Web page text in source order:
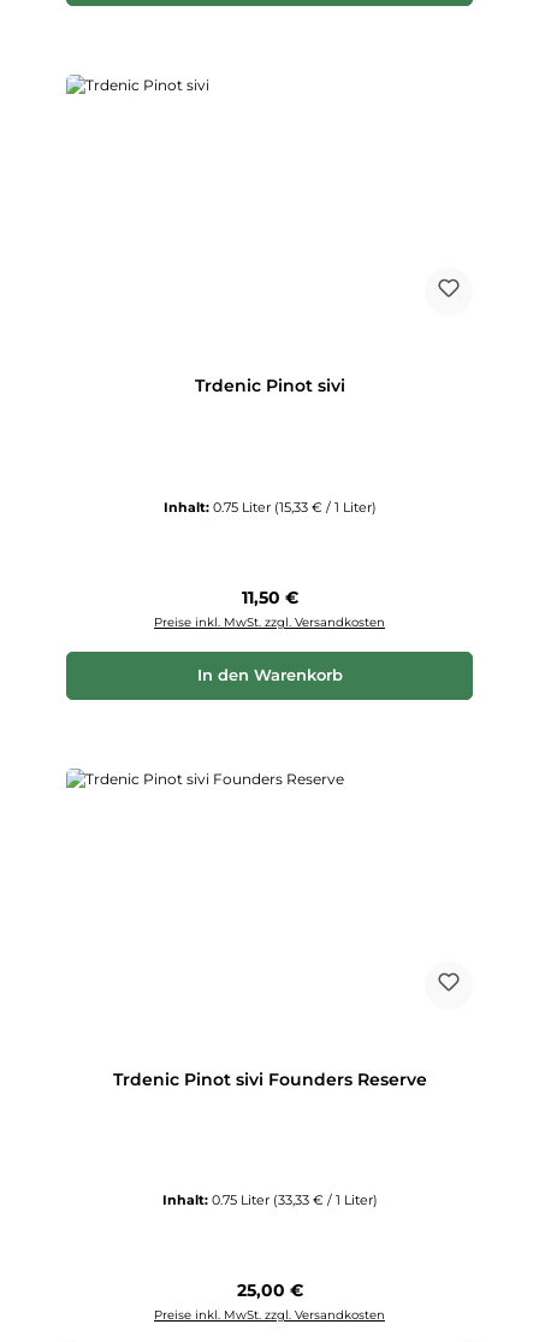
Trdenic Pinot sivi
Inhalt: 0.75 Liter (15,33 € / 1 Liter)
Regulärer Preis:
11,50 €
Preise inkl. MwSt. zzgl. Versandkosten
In den Warenkorb
Trdenic Pinot sivi Founders Reserve
Inhalt: 0.75 Liter (33,33 € / 1 Liter)
Regulärer Preis:
25,00 €
Preise inkl. MwSt. zzgl. Versandkosten